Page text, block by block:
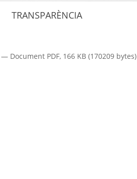
TRANSPARÈNCIA
— Document PDF, 166 KB (170209 bytes)